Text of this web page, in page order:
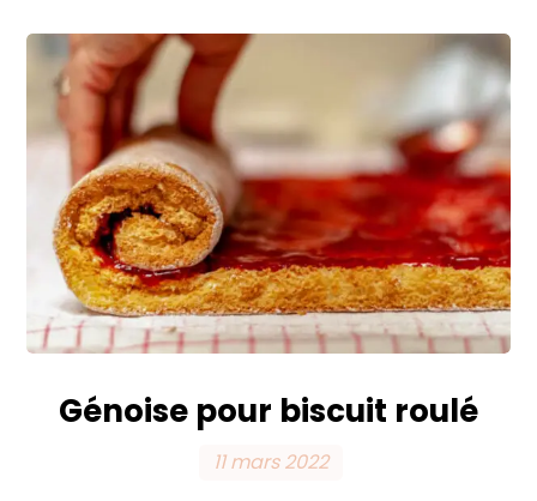
Génoise pour biscuit roulé
11 mars 2022